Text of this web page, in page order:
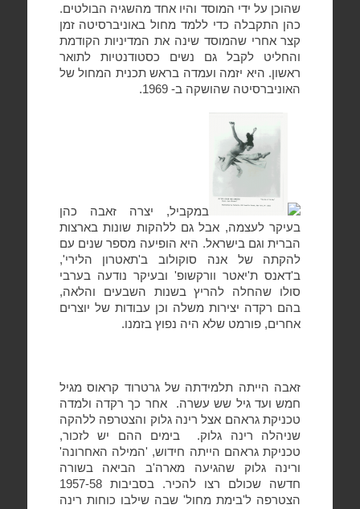
שהוכן על ידי המוסד והיו אחד מהשגיה הבולטים.
כהן התקבלה כדי ללמד מחול באוניברסיטה זמן
קצר אחרי שהמוסד שינה את המדיניות הקודמת
והחליט לקבל גם נשים כסטודנטיות לתואר
ראשון. היא יזמה ועמדה בראש תכנית המחול של
האוניברסיטה שהושקה ב- 1969.
במקביל, יצרה זאבה כהן
בעיקר לעצמה, אבל גם ללהקות שונות בארצות
הברית וגם בישראל. היא הופיעה מספר שנים עם
להקתה של אנה סוקולוב ב'תאטרון הלירי',
ב'דאנס ת'יאטר וורקשופ' ובעיקר נודעה בערבי
סולו שהחלה להריץ בשנות השבעים והלאה,
בהם רקדה יצירות משלה וכן עבודות של יוצרים
אחרים, פורמט שלא היה נפוץ בזמנו.
זאבה הייתה תלמידתה של גרטרוד קראוס מגיל
חמש ועד גיל שש עשרה.
אחר כך רקדה ולמדה
טכניקת גראהם אצל רינה גלוק והצטרפה ללהקה
שניהלה רינה גלוק.
בימים ההם יש לזכור,
טכניקת גראהם הייתה חידוש, 'המילה האחרונה'
ורינה גלוק שהגיעה מארה'ב הביאה בשורה
חדשה שכולם רצו להכיר. בסביבות 1957-58
הצטרפה ל'בימת מחול' שבה שילבו כוחות רינה